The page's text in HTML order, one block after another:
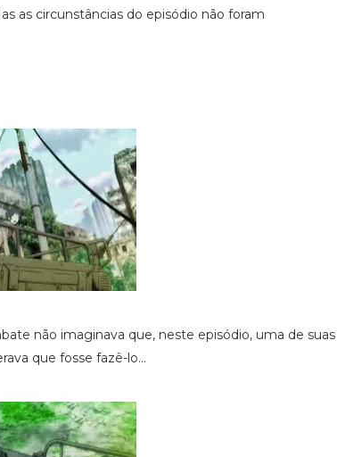
as circunstâncias do episódio não foram
não imaginava que, neste episódio, uma de suas
que fosse fazê-lo...